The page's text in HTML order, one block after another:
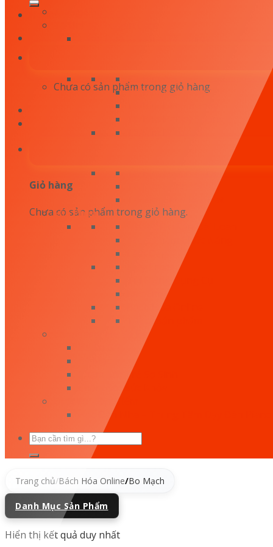
Hotline: 0879.26.26.04
Chưa có sản phẩm trong giỏ hàng.
Giỏ hàng
Chưa có sản phẩm trong giỏ hàng.
Tã/Bỉm Agi
Tã/Bỉm Babi Angel
Tã/Bỉm Little Red Hat
Sản Phẩm
Nhất Điều Căn Đài Loan
Thực Phẩm Chức Năng
Túi Đựng Dụng Cụ
Bách Hóa Online
Tất cả sản phẩm
Chăm Sóc Trẻ Sơ Sinh
Chăm Sóc Sức Khỏe
Dịch Vụ - Địa Điểm
Học Đàn Nha – Trung Tâm Dạy Đàn
Tìm
kiếm:
Trang chủ/Bách Hóa Online/Bo Mạch
Danh Mục Sản Phẩm
Hiển thị kết quả duy nhất